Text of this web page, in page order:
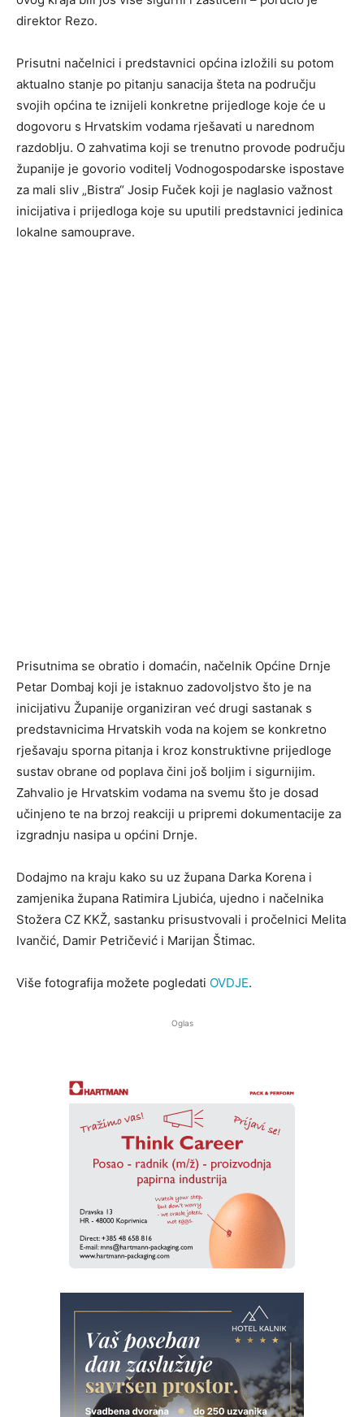
direktor Rezo.
Prisutni načelnici i predstavnici općina izložili su potom
aktualno stanje po pitanju sanacija šteta na području
svojih općina te iznijeli konkretne prijedloge koje će u
dogovoru s Hrvatskim vodama rješavati u narednom
razdoblju. O zahvatima koji se trenutno provode području
županije je govorio voditelj Vodnogospodarske ispostave
za mali sliv „Bistra“ Josip Fuček koji je naglasio važnost
inicijativa i prijedloga koje su uputili predstavnici jedinica
lokalne samouprave.
Prisutnima se obratio i domaćin, načelnik Općine Drnje
Petar Dombaj koji je istaknuo zadovoljstvo što je na
inicijativu Županije organiziran već drugi sastanak s
predstavnicima Hrvatskih voda na kojem se konkretno
rješavaju sporna pitanja i kroz konstruktivne prijedloge
sustav obrane od poplava čini još boljim i sigurnijim.
Zahvalio je Hrvatskim vodama na svemu što je dosad
učinjeno te na brzoj reakciji u pripremi dokumentacije za
izgradnju nasipa u općini Drnje.
Dodajmo na kraju kako su uz župana Darka Korena i
zamjenika župana Ratimira Ljubića, ujedno i načelnika
Stožera CZ KKŽ, sastanku prisustvovali i pročelnici Melita
Ivančić, Damir Petričević i Marijan Štimac.
Više fotografija možete pogledati OVDJE.
Oglas